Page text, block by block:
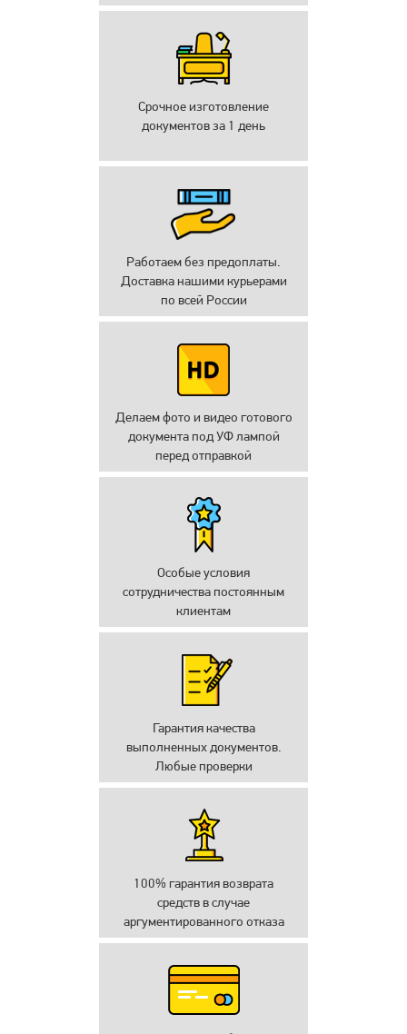
Срочное изготовление
документов за 1 день
Работаем без предоплаты.
Доставка нашими курьерами
по всей России
Делаем фото и видео готового
документа под УФ лампой
перед отправкой
Особые условия
сотрудничества постоянным
клиентам
Гарантия качества
выполненных документов.
Любые проверки
100% гарантия возврата
средств в случае
аргументированного отказа